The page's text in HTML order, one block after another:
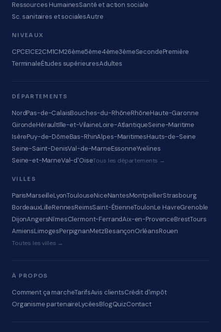
Ressources HumainesSanté et action sociale
Sc. sanitaires et socialesAutre
NIVEAUX
CPCE1CE2CM1CM26ème5ème4ème3èmeSecondePremière
TerminaleÉtudes supérieuresAdultes
DÉPARTEMENTS
NordPas-de-CalaisBouches-du-RhôneRhôneHaute-Garonne
GirondeHéraultIlle-et-VilaineLoire-AtlantiqueSeine-Maritime
IsèrePuy-de-DômeBas-RhinAlpes-MaritimesHauts-de-Seine
Seine-Saint-DenisVal-de-MarneEssonneYvelines
Seine-et-MarneVal-d'OiseTous les départements →
VILLES
ParisMarseilleLyonToulouseNiceNantesMontpellierStrasbourg
BordeauxLilleRennesReimsSaint-ÉtienneToulonLe HavreGrenoble
DijonAngersNîmesClermont-FerrandAix-en-ProvenceBrestTours
AmiensLimogesPerpignanMetzBesançonOrléansRouen
Toutes les villes →
À PROPOS
Comment ça marcheTarifsAvis clientsCrédit d'impôt
Organisme partenaireLycéesBlogQuizContact